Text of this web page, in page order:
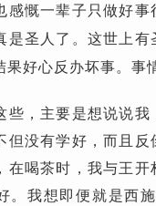
感慨一辈子只做好
是圣人了。这世上有
果好心反办坏事。事
些，主要是想说说
但没有学好，而且反
在喝茶时，我与王
。我想即便就是西